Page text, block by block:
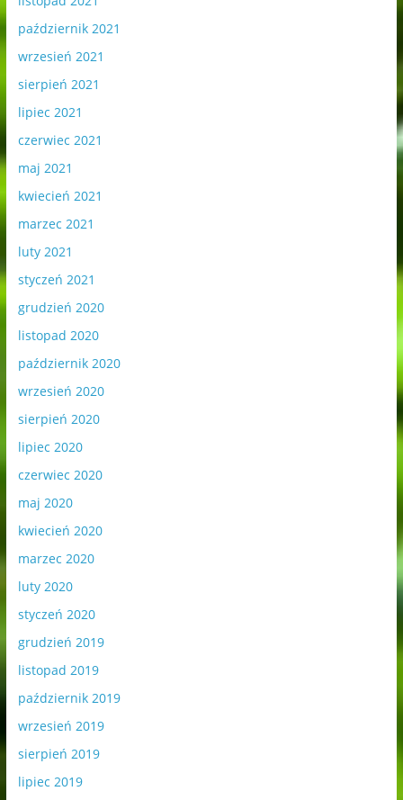
październik 2021
wrzesień 2021
sierpień 2021
lipiec 2021
czerwiec 2021
maj 2021
kwiecień 2021
marzec 2021
luty 2021
styczeń 2021
grudzień 2020
listopad 2020
październik 2020
wrzesień 2020
sierpień 2020
lipiec 2020
czerwiec 2020
maj 2020
kwiecień 2020
marzec 2020
luty 2020
styczeń 2020
grudzień 2019
listopad 2019
październik 2019
wrzesień 2019
sierpień 2019
lipiec 2019